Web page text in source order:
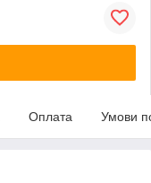
Оплата Умови